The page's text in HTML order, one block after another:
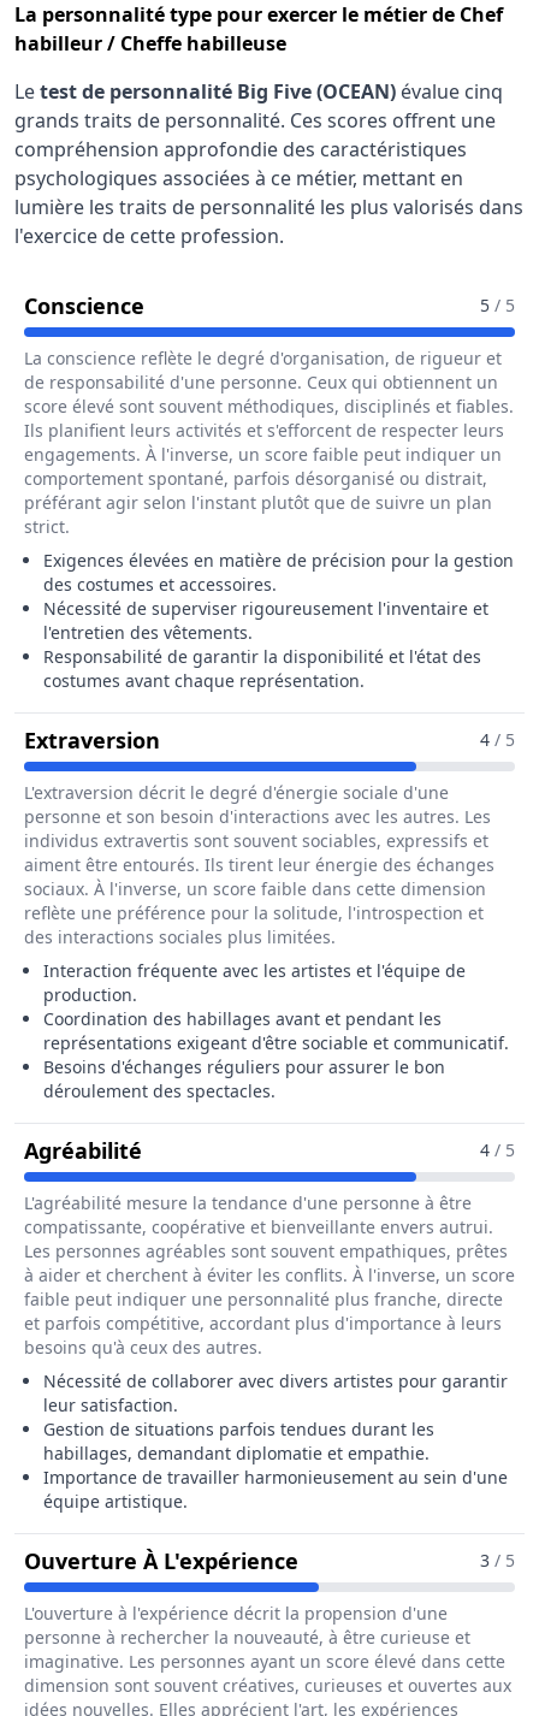
La personnalité type pour exercer le métier de Chef
habilleur / Cheffe habilleuse
Letest de personnalité Big Five (OCEAN) évalue cinq
grands traits de personnalité. Ces scores offrent une
compréhension approfondie des caractéristiques
psychologiques associées à ce métier, mettant en
lumière les traits de personnalité les plus valorisés dans
l'exercice de cette profession.
Conscience Pour Le Métier De Chef Habilleur /
5 / 5
La conscience reflète le degré d'organisation, de rigueur et
de responsabilité d'une personne. Ceux qui obtiennent un
score élevé sont souvent méthodiques, disciplinés et fiables.
Ils planifient leurs activités et s'efforcent de respecter leurs
engagements. À l'inverse, un score faible peut indiquer un
comportement spontané, parfois désorganisé ou distrait,
préférant agir selon l'instant plutôt que de suivre un plan
strict.
Exigences élevées en matière de précision pour la gestion
des costumes et accessoires.
Nécessité de superviser rigoureusement l'inventaire et
l'entretien des vêtements.
Responsabilité de garantir la disponibilité et l'état des
costumes avant chaque représentation.
Extraversion Pour Le Métier De Chef Habilleur
4 / 5
L'extraversion décrit le degré d'énergie sociale d'une
personne et son besoin d'interactions avec les autres. Les
individus extravertis sont souvent sociables, expressifs et
aiment être entourés. Ils tirent leur énergie des échanges
sociaux. À l'inverse, un score faible dans cette dimension
reflète une préférence pour la solitude, l'introspection et
des interactions sociales plus limitées.
Interaction fréquente avec les artistes et l'équipe de
production.
Coordination des habillages avant et pendant les
représentations exigeant d'être sociable et communicatif.
Besoins d'échanges réguliers pour assurer le bon
déroulement des spectacles.
Agréabilité Pour Le Métier De Chef Habilleur /
4 / 5
L'agréabilité mesure la tendance d'une personne à être
compatissante, coopérative et bienveillante envers autrui.
Les personnes agréables sont souvent empathiques, prêtes
à aider et cherchent à éviter les conflits. À l'inverse, un score
faible peut indiquer une personnalité plus franche, directe
et parfois compétitive, accordant plus d'importance à leurs
besoins qu'à ceux des autres.
Nécessité de collaborer avec divers artistes pour garantir
leur satisfaction.
Gestion de situations parfois tendues durant les
habillages, demandant diplomatie et empathie.
Importance de travailler harmonieusement au sein d'une
équipe artistique.
Ouverture À L'expérience Pour Le Métier De
3 / 5
L'ouverture à l'expérience décrit la propension d'une
personne à rechercher la nouveauté, à être curieuse et
imaginative. Les personnes ayant un score élevé dans cette
dimension sont souvent créatives, curieuses et ouvertes aux
idées nouvelles. Elles apprécient l'art, les expériences